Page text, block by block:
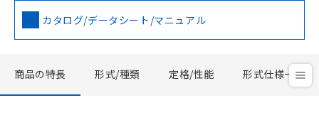
カタログ/データシート/マニュアル
商品の特長 形式/種類 定格/性能 形式仕様一覧